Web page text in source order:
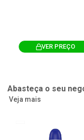
VER PREÇO
Abasteça o seu
Veja mais